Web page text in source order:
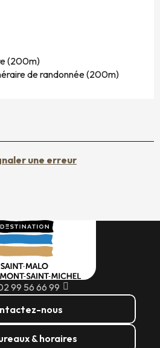
(200m)
de randonnée(200m)
une erreur
99 56 66 99
nous
& horaires